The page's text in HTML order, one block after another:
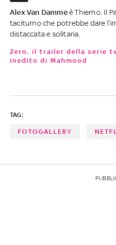
Alex Van Dammeè Thierno. Il
taciturno che potrebbe dare
distaccata e solitaria.
Zero, il trailer della serie tv con il nuovo brano
inedito di Mahmood
TAG:
FOTOGALLERY